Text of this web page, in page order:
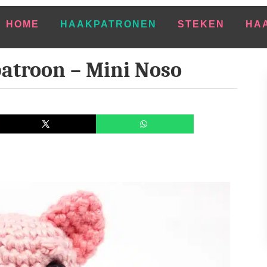
HOME HAAKPATRONEN STEKEN
– Mini Noso